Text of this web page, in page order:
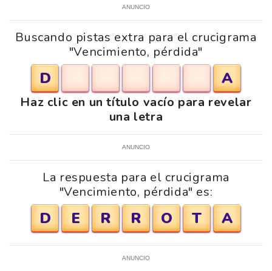
ANUNCIO
Buscando pistas extra para el crucigrama
"Vencimiento, pérdida"
D A
Haz clic en un título vacío para revelar
una letra
ANUNCIO
La respuesta para el crucigrama
"Vencimiento, pérdida" es:
D E R R O T A
ANUNCIO